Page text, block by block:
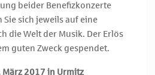
beider Benefizkonzerte
sich jeweils auf eine
die Welt der Musik. Der Erlös
guten Zweck gespendet.
März 2017 in Urmitz